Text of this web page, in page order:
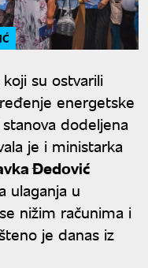
su ostvarili
energetske
dodeljena
je i ministarka
Đedović
ulaganja u
nižim računima i
je danas iz